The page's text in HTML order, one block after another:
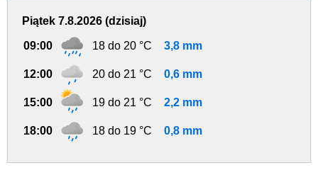
Piątek 7.8.2026 (dzisiaj)
09:00 18 do 20 °C 3,8 mm
12:00 20 do 21 °C 0,6 mm
15:00 19 do 21 °C 2,2 mm
18:00 18 do 19 °C 0,8 mm